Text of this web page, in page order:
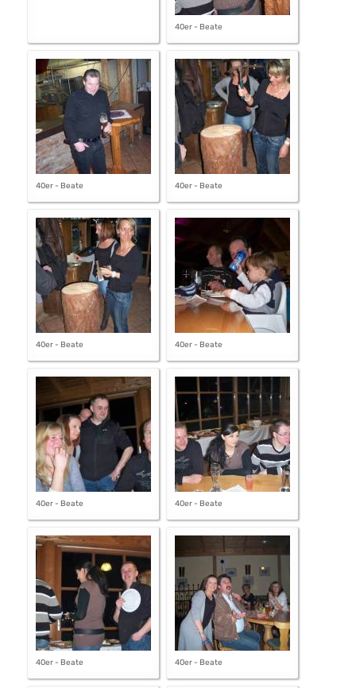
40er - Beate
40er - Beate 40er - Beate
40er - Beate 40er - Beate
40er - Beate 40er - Beate
40er - Beate 40er - Beate